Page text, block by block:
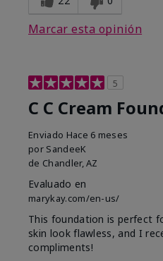
Marcar esta opinión
5
C C Cream
Enviado Hace 6 meses
por SandeeK
de Chandler, AZ
Evaluado en
marykay.com/en-us/
This foundation is perfect
skin look flawless, and I
compliments!